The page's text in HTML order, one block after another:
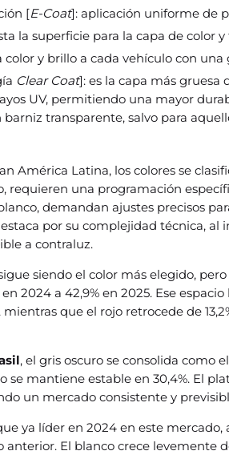
[E-Coat]: aplicación uniforme de
la superficie para la capa de color
color y brillo a cada vehículo con
Clear Coat]: es la capa más gruesa
UV, permitiendo una mayor
barniz transparente, salvo para
América Latina, los colores se
requieren una programación
demandan ajustes precisos
por su complejidad técnica, al
a contraluz.
siendo el color más elegido,
2024 a 42,9% en 2025. Ese
mientras que el rojo retrocede de
, el gris oscuro se consolida como
se mantiene estable en 30,4%. El
un mercado consistente y
ya líder en 2024 en este mercado,
anterior. El blanco crece levemente